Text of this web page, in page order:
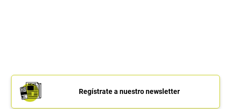
Regístrate a nuestro newsletter